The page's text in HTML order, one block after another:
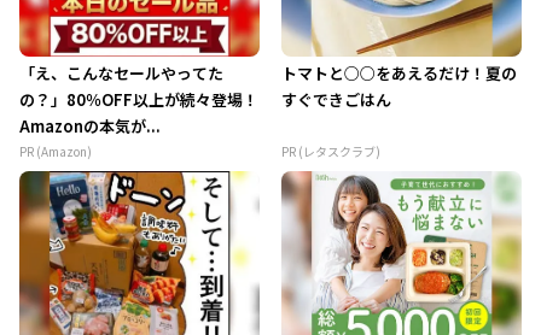
「え、こんなセールやってた
の？」80％OFF以上が続々登場！
Amazonの本気が...
PR (Amazon)
トマトと○○をあえるだけ！夏の
すぐできごはん
PR (レタスクラブ)